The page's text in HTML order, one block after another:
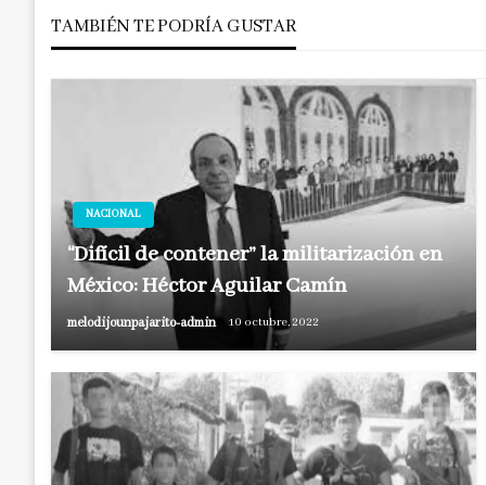
entradas
TAMBIÉN TE PODRÍA GUSTAR
NACIONAL
“Difícil de contener” la militarización en
México: Héctor Aguilar Camín
melodijounpajarito-admin 10 octubre, 2022